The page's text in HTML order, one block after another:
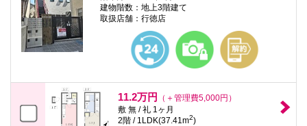
建物階数：地上3階建て
取扱店舗：行徳店
11.2万円
（＋管理費5,000円）
敷 無 / 礼 1ヶ月
2階 / 1LDK(37.41m2)